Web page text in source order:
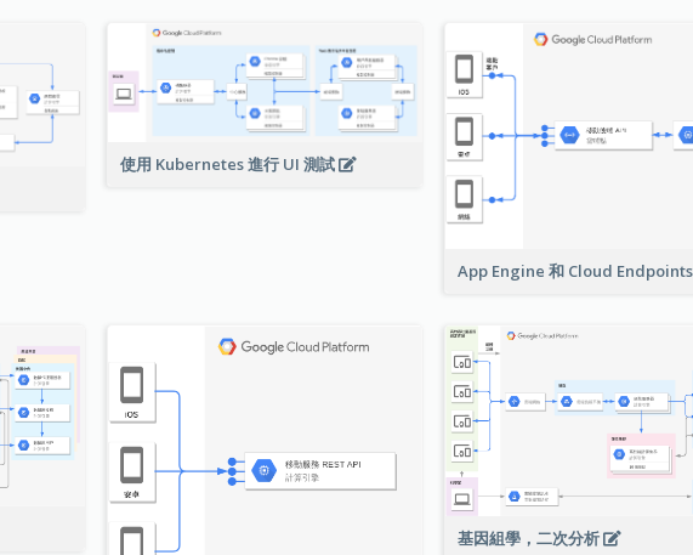
使用 Kubernetes 進行 UI 測試
App Engine 和 Cloud
基因組學，二次分析